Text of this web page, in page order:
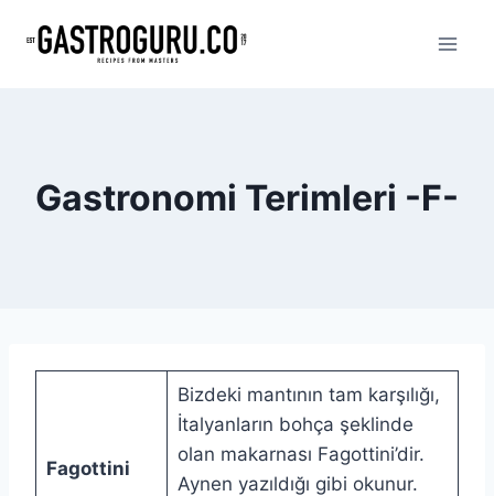
Gastronomi Terimleri -F-
Fagottini
Bizdeki mantının tam karşılığı,
İtalyanların bohça şeklinde
olan makarnası Fagottini’dir.
Aynen yazıldığı gibi okunur.